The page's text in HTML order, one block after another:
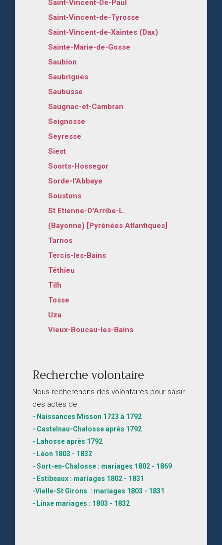
Saint-Vincent-De-Paul
Saint-Vincent-de-Tyrosse
Saint-Vincent-de-Xaintes (Dax)
Sainte-Marie-de-Gosse
Saubion
Saubrigues
Saubusse
Saugnac-et-Cambran
Seignosse
Seyresse
Siest
Soorts-Hossegor
Sorde-l'Abbaye
Soustons
St Etienne-D'Arribe-L.
(Bayonne) [Pyrénées Atlantiques]
Tarnos
Tercis-les-Bains
Téthieu
Tilh
Tosse
Uza
Vieux-Boucau-les-Bains
Recherche volontaire
Nous recherchons des volontaires pour saisir
des actes de :
- Naissances Misson 1723 à 1792
- Castelnau-Chalosse après 1792
- Lahosse après 1792
- Léon 1803 - 1832
- Sort-en-Chalosse : mariages 1802 - 1869
- Estibeaux : mariages 1802 - 1831
-Vielle-St Girons : mariages 1803 - 1831
- Linxe mariages : 1803 - 1832